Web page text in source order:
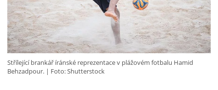
Střílející brankář íránské reprezentace v plážovém fotbalu Hamid
Behzadpour.
Foto: Shutterstock